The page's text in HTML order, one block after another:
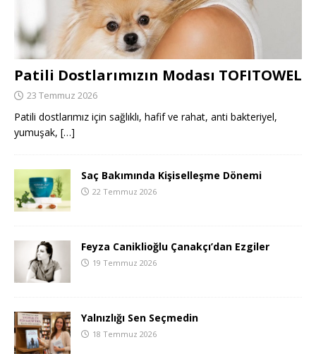
Patili Dostlarımızın Modası TOFITOWEL
23 Temmuz 2026
Patili dostlarımız için sağlıklı, hafif ve rahat, anti bakteriyel,
yumuşak, […]
Saç Bakımında Kişiselleşme Dönemi
22 Temmuz 2026
Feyza Caniklioğlu Çanakçı’dan Ezgiler
19 Temmuz 2026
Yalnızlığı Sen Seçmedin
18 Temmuz 2026